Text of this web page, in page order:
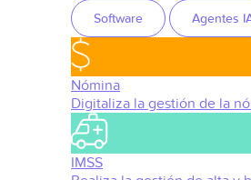
Software Agentes
Nómina
Digitaliza la gestión de la
IMSS